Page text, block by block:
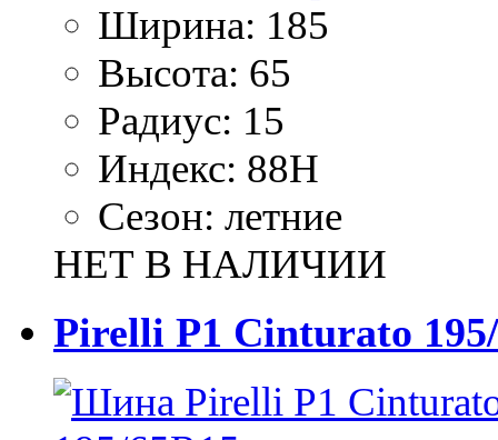
Ширина: 185
Высота: 65
Радиус: 15
Индекс: 88H
Сезон: летние
НЕТ В НАЛИЧИИ
Pirelli P1 Cinturato